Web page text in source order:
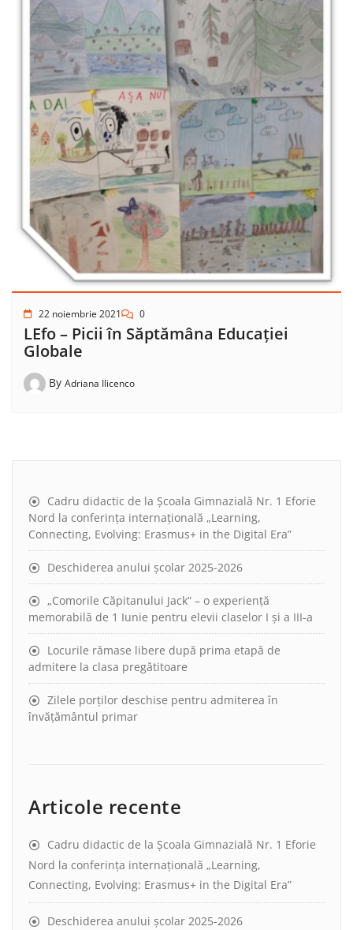
22 noiembrie 2021 0
LEfo – Picii în Săptămâna Educației
Globale
By Adriana Ilicenco
Cadru didactic de la Școala Gimnazială Nr. 1 Eforie
Nord la conferința internațională „Learning,
Connecting, Evolving: Erasmus+ in the Digital Era”
Deschiderea anului școlar 2025-2026
„Comorile Căpitanului Jack” – o experiență
memorabilă de 1 Iunie pentru elevii claselor I și a III-a
Locurile rămase libere după prima etapă de
admitere la clasa pregătitoare
Zilele porților deschise pentru admiterea în
învățământul primar
Articole recente
Cadru didactic de la Școala Gimnazială Nr. 1 Eforie
Nord la conferința internațională „Learning,
Connecting, Evolving: Erasmus+ in the Digital Era”
Deschiderea anului școlar 2025-2026